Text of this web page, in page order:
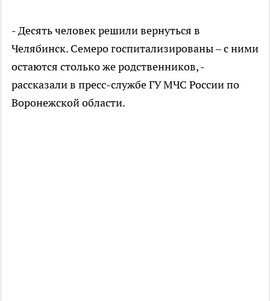
- Десять человек решили вернуться в
Челябинск. Семеро госпитализированы – с ними
остаются столько же родственников, -
рассказали в пресс-службе ГУ МЧС России по
Воронежской области.